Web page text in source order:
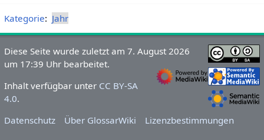
Kategorie: Jahr
Diese Seite wurde zuletzt am 7. August 2026
um 17:39 Uhr bearbeitet.
Inhalt verfügbar unter CC BY-SA
4.0.
Datenschutz
Über GlossarWiki Lizenzbestimmungen